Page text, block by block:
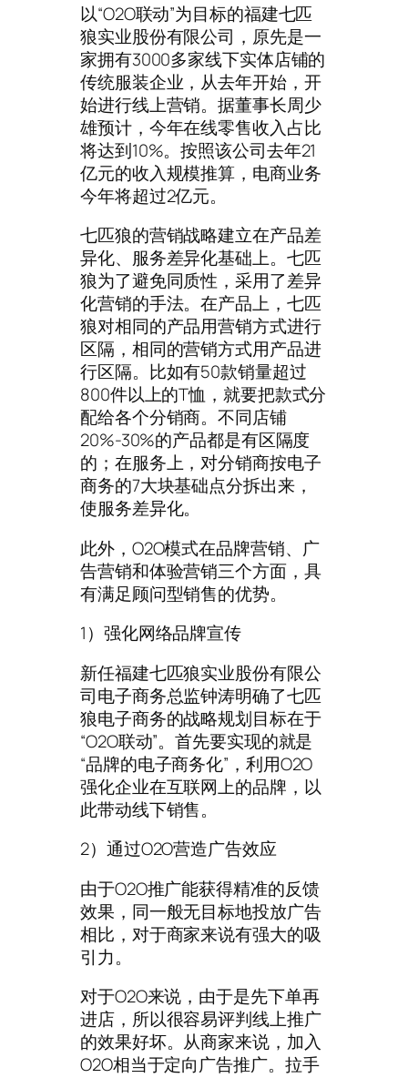
以“O2O联动”为目标的福建七匹
狼实业股份有限公司，原先是一
家拥有3000多家线下实体店铺的
传统服装企业，从去年开始，开
始进行线上营销。据董事长周少
雄预计，今年在线零售收入占比
将达到10%。按照该公司去年21
亿元的收入规模推算，电商业务
今年将超过2亿元。
七匹狼的营销战略建立在产品差
异化、服务差异化基础上。七匹
狼为了避免同质性，采用了差异
化营销的手法。在产品上，七匹
狼对相同的产品用营销方式进行
区隔，相同的营销方式用产品进
行区隔。比如有50款销量超过
800件以上的T恤，就要把款式分
配给各个分销商。不同店铺
20%-30%的产品都是有区隔度
的；在服务上，对分销商按电子
商务的7大块基础点分拆出来，
使服务差异化。
此外，O2O模式在品牌营销、广
告营销和体验营销三个方面，具
有满足顾问型销售的优势。
1）强化网络品牌宣传
新任福建七匹狼实业股份有限公
司电子商务总监钟涛明确了七匹
狼电子商务的战略规划目标在于
“O2O联动”。首先要实现的就是
“品牌的电子商务化”，利用O2O
强化企业在互联网上的品牌，以
此带动线下销售。
2）通过O2O营造广告效应
由于O2O推广能获得精准的反馈
效果，同一般无目标地投放广告
相比，对于商家来说有强大的吸
引力。
对于O2O来说，由于是先下单再
进店，所以很容易评判线上推广
的效果好坏。从商家来说，加入
O2O相当于定向广告推广。拉手